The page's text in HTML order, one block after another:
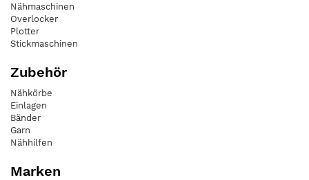
Nähmaschinen
Overlocker
Plotter
Stickmaschinen
Zubehör
Nähkörbe
Einlagen
Bänder
Garn
Nähhilfen
Marken